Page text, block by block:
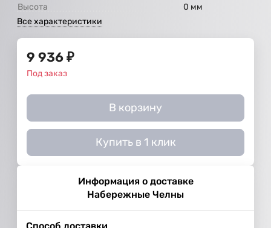
Высота
0 мм
Все характеристики
9 936 ₽
Под заказ
В корзину
Купить в 1 клик
Информация о доставке
Набережные Челны
Способ доставки